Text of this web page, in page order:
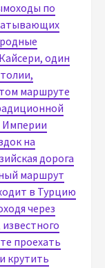
по
один
маршруте
Империи
на
дорога
маршрут
в Турцию
через
проехать
крутить